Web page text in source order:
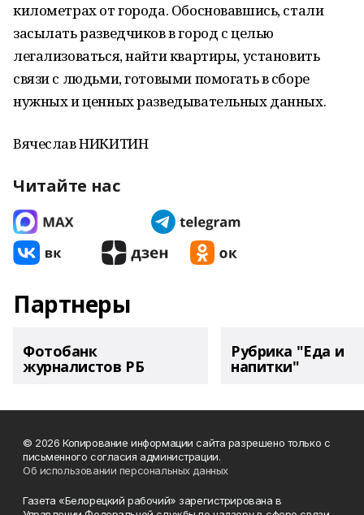
километрах от города. Обосновавшись, стали
засылать разведчиков в город с целью
легализоваться, найти квартиры, установить
связи с людьми, готовыми помогать в сборе
нужных и ценных разведывательных данных.
Вячеслав НИКИТИН
Читайте нас
Партнеры
Фотобанк
журналистов РБ
Рубрика "Еда и
напитки"
© 2026 Копирование информации сайта разрешено только с
письменного согласия администрации.
Об использовании персональных данных
Газета «Белорецкий рабочий» зарегистрирована в